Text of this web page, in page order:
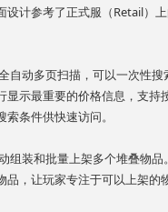
设计参考了正式服（Retail）
自动多页扫描，可以一次性
示最重要的价格信息，支
条件供快速访问。
组装和批量上架多个堆叠物
，让玩家专注于可以上架